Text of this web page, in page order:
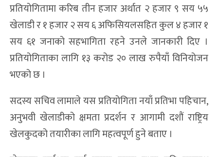
प्रतियोगितामा करिब तीन हजार अर्थात २ हजार ९ सय ५५
खेलाडी र १ हजार २ सय ६ अफिसियलसहित कुल ४ हजार १
सय ६१ जनाको सहभागिता रहने उनले जानकारी दिए ।
प्रतियोगिताका लागि १३ करोड २० लाख रुपैयाँ विनियोजन
भएको छ ।
सदस्य सचिव लामाले यस प्रतियोगिता नयाँ प्रतिभा पहिचान,
अनुभवी खेलाडीको क्षमता प्रदर्शन र आगामी दशौं राष्ट्रिय
खेलकुदको तयारीका लागि महत्वपूर्ण हुने बताए ।